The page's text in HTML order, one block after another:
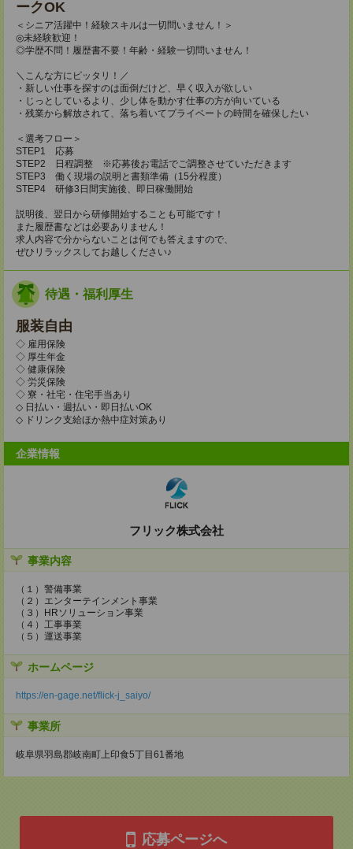
ークOK
＜シニア活躍中！経験スキルは一切問いません！＞
◎未経験歓迎！
◎学歴不問！履歴書不要！年齢・経験一切問いません！
＼こんな方にピッタリ！／
・新しい仕事を探すのは面倒だけど、早く収入が欲しい
・じっとしているより、少し体を動かす仕事の方が向いている
・残業から解放されて、落ち着いてプライベートの時間を確保したい
＜選考フロー＞
STEP1 応募
STEP2 日程調整 ※応募後お電話でご調整させていただきます
STEP3 働く現場の説明と書類準備（15分程度）
STEP4 研修3日間実施後、即日稼働開始
説明後、翌日から研修開始することも可能です！
また履歴書などは必要ありません！
求人内容で分からないことは何でも答えますので、
ぜひリラックスしてお越しください♪
待遇・福利厚生
服装自由
◇ 雇用保険
◇ 厚生年金
◇ 健康保険
◇ 労災保険
◇ 寮・社宅・住宅手当あり
◇ 日払い・週払い・即日払いOK
◇ ドリンク支給ほか熱中症対策あり
企業情報
フリック株式会社
事業内容
（１）警備事業
（２）エンターテインメント事業
（３）HRソリューション事業
（４）工事事業
（５）運送事業
ホームページ
https://en-gage.net/flick-j_saiyo/
事業所
岐阜県羽島郡岐南町上印食5丁目61番地
応募ページへ